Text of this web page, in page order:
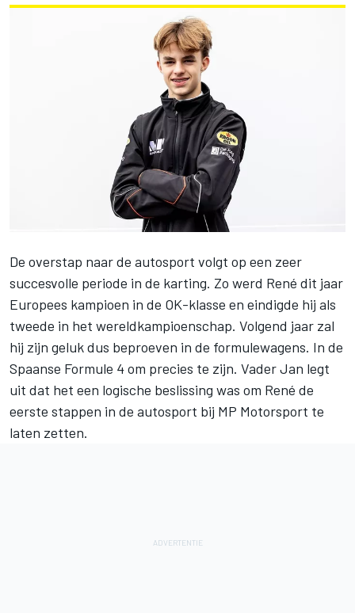
De overstap naar de autosport volgt op een zeer
succesvolle periode in de karting. Zo werd René dit jaar
Europees kampioen in de OK-klasse en eindigde hij als
tweede in het wereldkampioenschap. Volgend jaar zal
hij zijn geluk dus beproeven in de formulewagens. In de
Spaanse Formule 4 om precies te zijn. Vader Jan legt
uit dat het een logische beslissing was om René de
eerste stappen in de autosport bij MP Motorsport te
laten zetten.